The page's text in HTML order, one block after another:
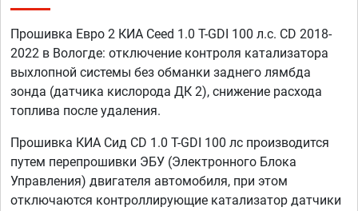
Прошивка Евро 2 КИА Ceed 1.0 T-GDI 100 л.с. CD 2018-
2022 в Вологде: отключение контроля катализатора
выхлопной системы без обманки заднего лямбда
зонда (датчика кислорода ДК 2), снижение расхода
топлива после удаления.
Прошивка КИА Сид CD 1.0 T-GDI 100 лс производится
путем перепрошивки ЭБУ (Электронного Блока
Управления) двигателя автомобиля, при этом
отключаются контроллирующие катализатор датчики